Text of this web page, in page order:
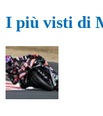
I più visti di